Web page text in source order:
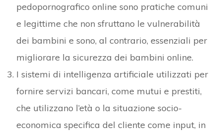
pedopornografico online sono pratiche comuni
e legittime che non sfruttano le vulnerabilità
dei bambini e sono, al contrario, essenziali per
migliorare la sicurezza dei bambini online.
I sistemi di intelligenza artificiale utilizzati per
fornire servizi bancari, come mutui e prestiti,
che utilizzano l’età o la situazione socio-
economica specifica del cliente come input, in